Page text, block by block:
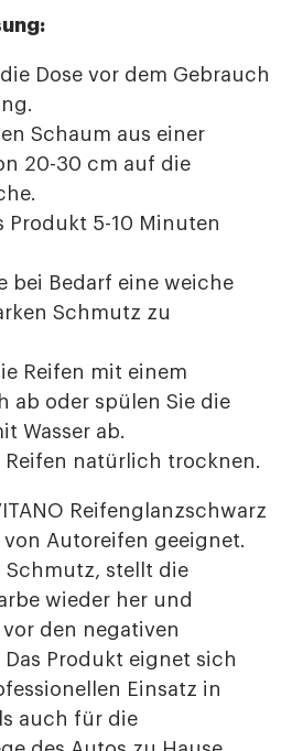
Dose vor dem Gebrauch
Schaum aus einer
20-30 cm auf die
Produkt 5-10 Minuten
bei Bedarf eine weiche
Schmutz zu
Reifen mit einem
ab oder spülen Sie die
Wasser ab.
Reifen natürlich trocknen.
Reifenglanzschwarz
Autoreifen geeignet.
Schmutz, stellt die
wieder her und
den negativen
Produkt eignet sich
Einsatz in
auch für die